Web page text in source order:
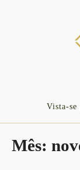
Vista-
Mês: